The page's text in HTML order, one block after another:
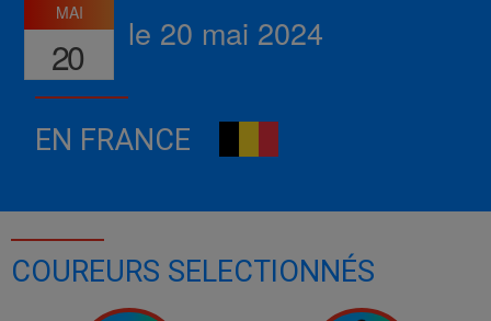
MAI
20
le 20 mai 2024
EN FRANCE
COUREURS SELECTIONNÉS